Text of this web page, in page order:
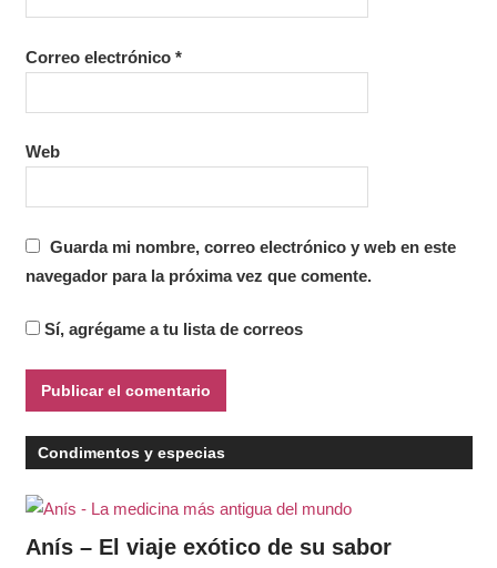
Correo electrónico *
Web
Guarda mi nombre, correo electrónico y web en este
navegador para la próxima vez que comente.
Sí, agrégame a tu lista de correos
Condimentos y especias
Anís – El viaje exótico de su sabor